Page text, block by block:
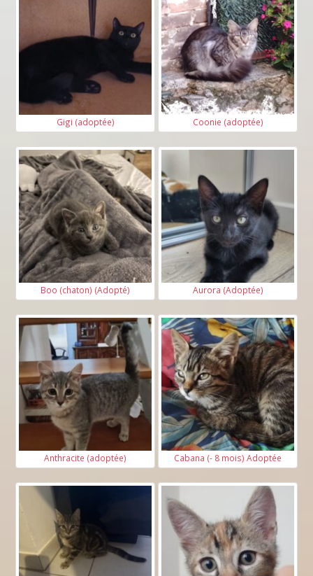
Gigi (adoptée) Coonie (adoptée)
Boo (chaton) (Adopté) Aurora (Adoptée)
Anthracite (adoptée) Cabana (- 8 mois) Adoptée